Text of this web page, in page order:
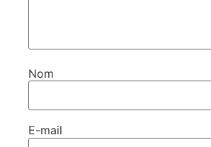
Nom
E-mail